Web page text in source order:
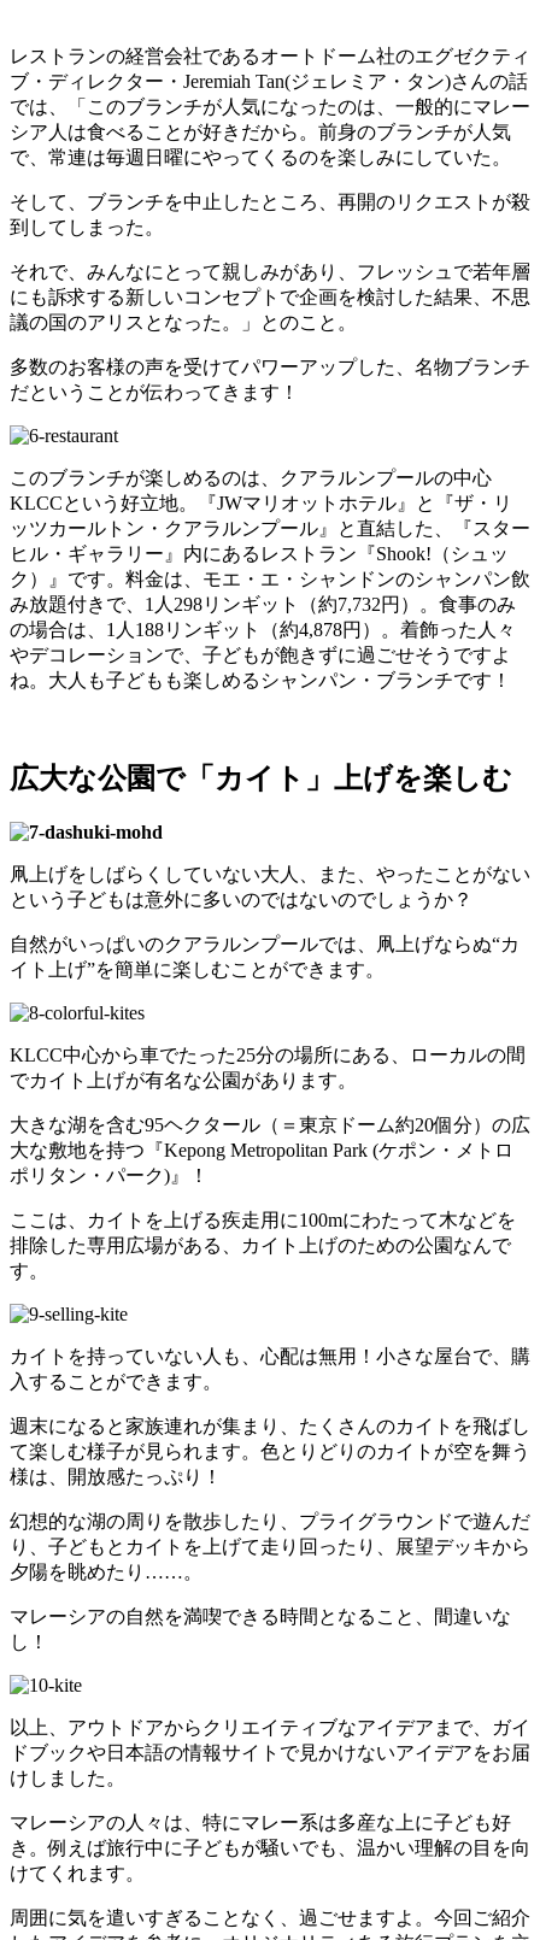
レストランの経営会社であるオートドーム社のエグゼクティ
ブ・ディレクター・Jeremiah Tan(ジェレミア・タン)さんの話
では、「このブランチが人気になったのは、一般的にマレー
シア人は食べることが好きだから。前身のブランチが人気
で、常連は毎週日曜にやってくるのを楽しみにしていた。
そして、ブランチを中止したところ、再開のリクエストが殺
到してしまった。
それで、みんなにとって親しみがあり、フレッシュで若年層
にも訴求する新しいコンセプトで企画を検討した結果、不思
議の国のアリスとなった。」とのこと。
多数のお客様の声を受けてパワーアップした、名物ブランチ
だということが伝わってきます！
このブランチが楽しめるのは、クアラルンプールの中心
KLCCという好立地。『JWマリオットホテル』と『ザ・リ
ッツカールトン・クアラルンプール』と直結した、『スター
ヒル・ギャラリー』内にあるレストラン『Shook!（シュッ
ク）』です。料金は、モエ・エ・シャンドンのシャンパン飲
み放題付きで、1人298リンギット（約7,732円）。食事のみ
の場合は、1人188リンギット（約4,878円）。着飾った人々
やデコレーションで、子どもが飽きずに過ごせそうですよ
ね。大人も子どもも楽しめるシャンパン・ブランチです！
広大な公園で「カイト」上げを楽しむ
凧上げをしばらくしていない大人、また、やったことがない
という子どもは意外に多いのではないのでしょうか？
自然がいっぱいのクアラルンプールでは、凧上げならぬ“カ
イト上げ”を簡単に楽しむことができます。
KLCC中心から車でたった25分の場所にある、ローカルの間
でカイト上げが有名な公園があります。
大きな湖を含む95ヘクタール（＝東京ドーム約20個分）の広
大な敷地を持つ『Kepong Metropolitan Park (ケポン・メトロ
ポリタン・パーク)』！
ここは、カイトを上げる疾走用に100mにわたって木などを
排除した専用広場がある、カイト上げのための公園なんで
す。
カイトを持っていない人も、心配は無用！小さな屋台で、購
入することができます。
週末になると家族連れが集まり、たくさんのカイトを飛ばし
て楽しむ様子が見られます。色とりどりのカイトが空を舞う
様は、開放感たっぷり！
幻想的な湖の周りを散歩したり、プライグラウンドで遊んだ
り、子どもとカイトを上げて走り回ったり、展望デッキから
夕陽を眺めたり……。
マレーシアの自然を満喫できる時間となること、間違いな
し！
以上、アウトドアからクリエイティブなアイデアまで、ガイ
ドブックや日本語の情報サイトで見かけないアイデアをお届
けしました。
マレーシアの人々は、特にマレー系は多産な上に子ども好
き。例えば旅行中に子どもが騒いでも、温かい理解の目を向
けてくれます。
周囲に気を遣いすぎることなく、過ごせますよ。今回ご紹介